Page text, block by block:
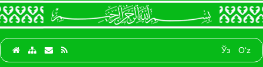
Ўз O‘z